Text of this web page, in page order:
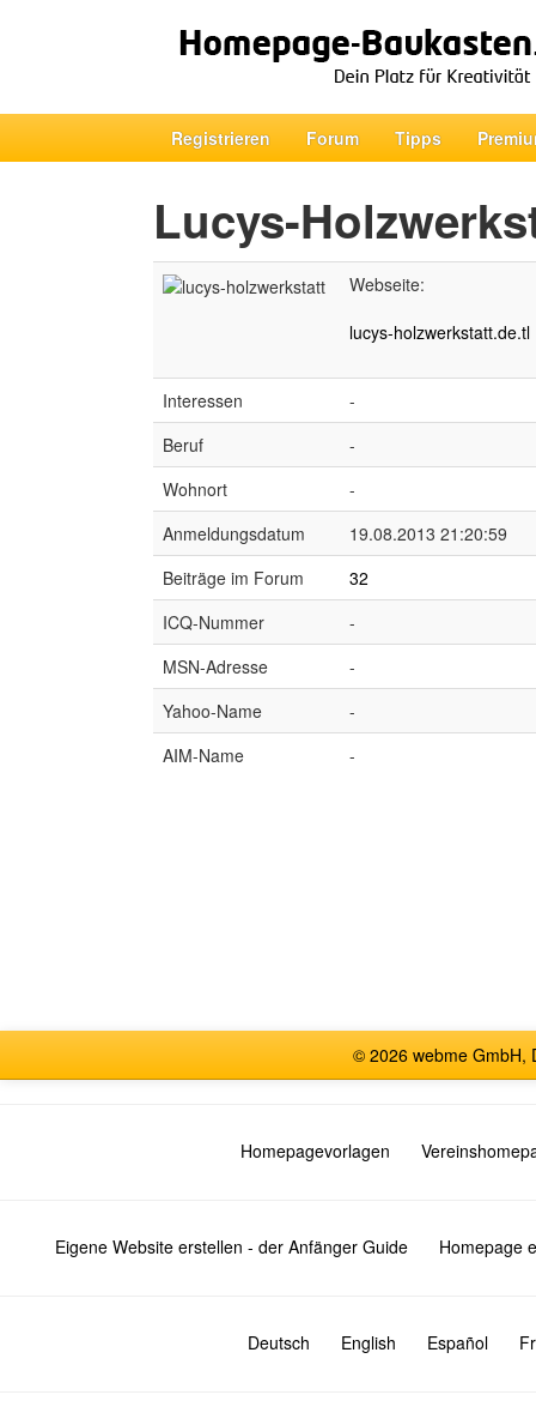
Registrieren Forum Tipps
Lucys-
Webseite:
lucys-holzwerkstatt.de.tl
Interessen
-
Beruf
-
Wohnort
-
Anmeldungsdatum
19.08.2013 21:20:59
Beiträge im Forum
32
ICQ-Nummer
-
MSN-Adresse
-
Yahoo-Name
-
AIM-Name
-
© 2026 webme GmbH,
Homepagevorlagen
Eigene Website erstellen - der Anfänger Guide Homepage
Deutsch English Español